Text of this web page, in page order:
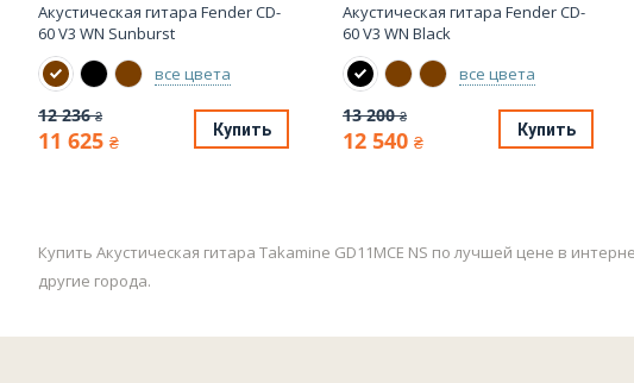
Акустическая гитара Fender CD-
60 V3 WN Sunburst
все цвета
12 236 ₴
11 625 ₴
Купить
Акустическая гитара Fender CD-
60 V3 WN Black
все цвета
13 200 ₴
12 540 ₴
Купить
Купить Акустическая гитара Takamine GD11MCE NS по лучшей цене в
другие города.